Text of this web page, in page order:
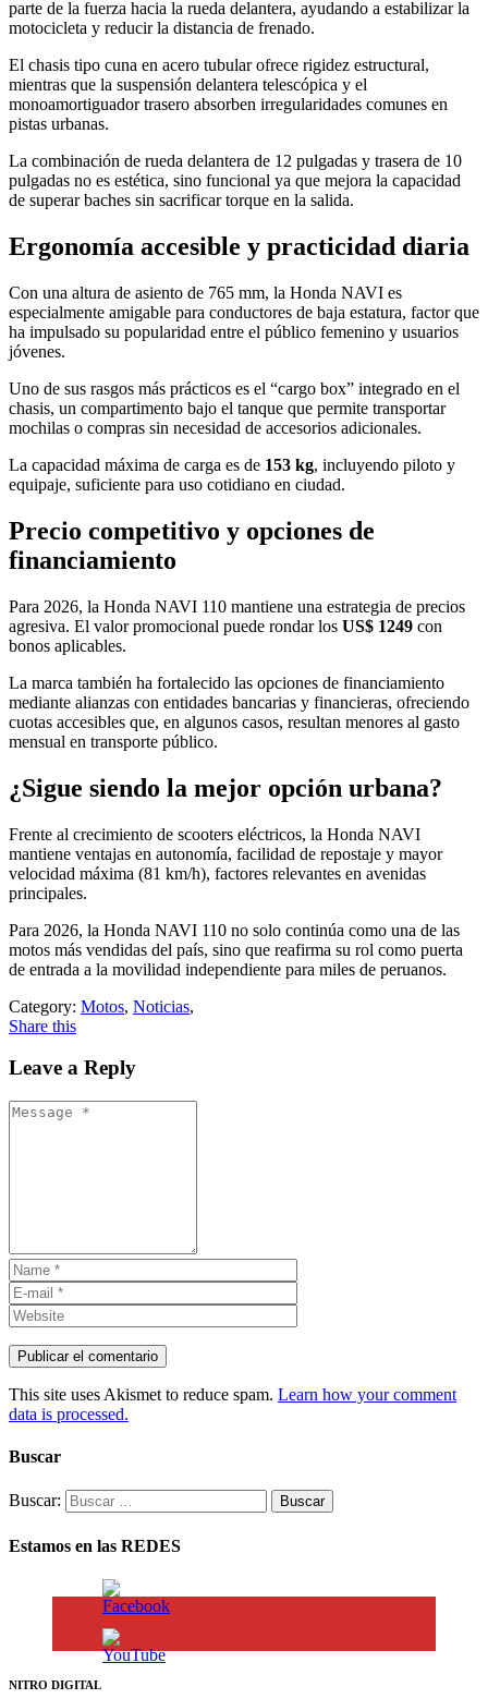
parte de la fuerza hacia la rueda delantera, ayudando a estabilizar la
motocicleta y reducir la distancia de frenado.
El chasis tipo cuna en acero tubular ofrece rigidez estructural,
mientras que la suspensión delantera telescópica y el
monoamortiguador trasero absorben irregularidades comunes en
pistas urbanas.
La combinación de rueda delantera de 12 pulgadas y trasera de 10
pulgadas no es estética, sino funcional ya que mejora la capacidad
de superar baches sin sacrificar torque en la salida.
Ergonomía accesible y practicidad diaria
Con una altura de asiento de 765 mm, la Honda NAVI es
especialmente amigable para conductores de baja estatura, factor que
ha impulsado su popularidad entre el público femenino y usuarios
jóvenes.
Uno de sus rasgos más prácticos es el “cargo box” integrado en el
chasis, un compartimento bajo el tanque que permite transportar
mochilas o compras sin necesidad de accesorios adicionales.
La capacidad máxima de carga es de 153 kg, incluyendo piloto y
equipaje, suficiente para uso cotidiano en ciudad.
Precio competitivo y opciones de
financiamiento
Para 2026, la Honda NAVI 110 mantiene una estrategia de precios
agresiva. El valor promocional puede rondar los US$ 1249 con
bonos aplicables.
La marca también ha fortalecido las opciones de financiamiento
mediante alianzas con entidades bancarias y financieras, ofreciendo
cuotas accesibles que, en algunos casos, resultan menores al gasto
mensual en transporte público.
¿Sigue siendo la mejor opción urbana?
Frente al crecimiento de scooters eléctricos, la Honda NAVI
mantiene ventajas en autonomía, facilidad de repostaje y mayor
velocidad máxima (81 km/h), factores relevantes en avenidas
principales.
Para 2026, la Honda NAVI 110 no solo continúa como una de las
motos más vendidas del país, sino que reafirma su rol como puerta
de entrada a la movilidad independiente para miles de peruanos.
Category: Motos, Noticias,
Share this
Leave a Reply
This site uses Akismet to reduce spam. Learn how your comment
data is processed.
Buscar
Buscar:
Estamos en las REDES
NITRO DIGITAL